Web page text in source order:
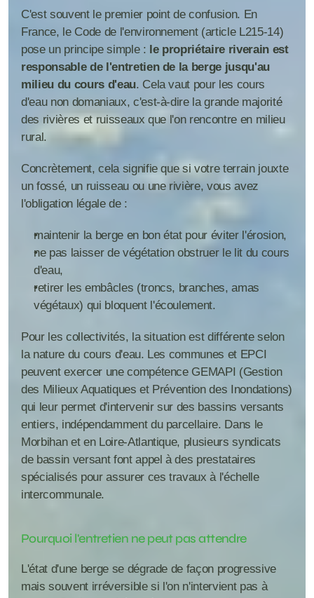
C'est souvent le premier point de confusion. En
France, le Code de l'environnement (article L215-14)
pose un principe simple : le propriétaire riverain est
responsable de l'entretien de la berge jusqu'au
milieu du cours d'eau. Cela vaut pour les cours
d'eau non domaniaux, c'est-à-dire la grande majorité
des rivières et ruisseaux que l'on rencontre en milieu
rural.
Concrètement, cela signifie que si votre terrain jouxte
un fossé, un ruisseau ou une rivière, vous avez
l'obligation légale de :
maintenir la berge en bon état pour éviter l'érosion,
ne pas laisser de végétation obstruer le lit du cours
d'eau,
retirer les embâcles (troncs, branches, amas
végétaux) qui bloquent l'écoulement.
Pour les collectivités, la situation est différente selon
la nature du cours d'eau. Les communes et EPCI
peuvent exercer une compétence GEMAPI (Gestion
des Milieux Aquatiques et Prévention des Inondations)
qui leur permet d'intervenir sur des bassins versants
entiers, indépendamment du parcellaire. Dans le
Morbihan et en Loire-Atlantique, plusieurs syndicats
de bassin versant font appel à des prestataires
spécialisés pour assurer ces travaux à l'échelle
intercommunale.
Pourquoi l'entretien ne peut pas attendre
L'état d'une berge se dégrade de façon progressive
mais souvent irréversible si l'on n'intervient pas à